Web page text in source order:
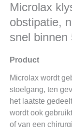
Microlax
obstipatie,
snel binnen
Product
Microlax wordt
stoelgang, ten
het laatste
wordt ook
of van een